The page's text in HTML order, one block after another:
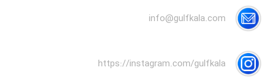
info@gulfkala.com
https://instagram.com/gulfkala